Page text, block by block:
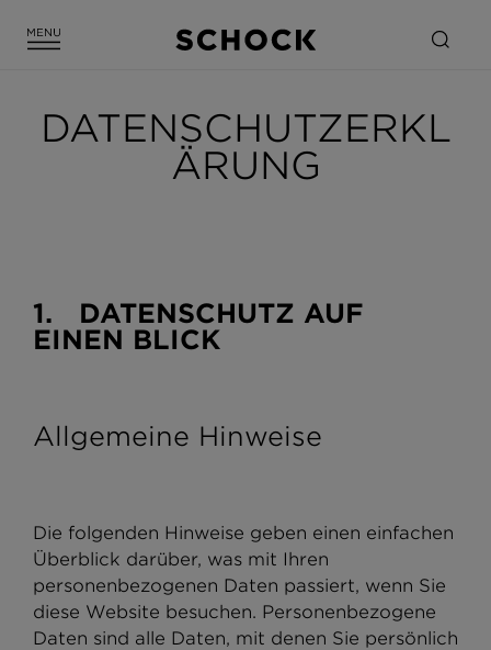
DATENSCHUTZERKL
ÄRUNG
1. DATENSCHUTZ AUF
EINEN BLICK
Allgemeine Hinweise
Die folgenden Hinweise geben einen einfachen
Überblick darüber, was mit Ihren
personenbezogenen Daten passiert, wenn Sie
diese Website besuchen. Personenbezogene
Daten sind alle Daten, mit denen Sie persönlich